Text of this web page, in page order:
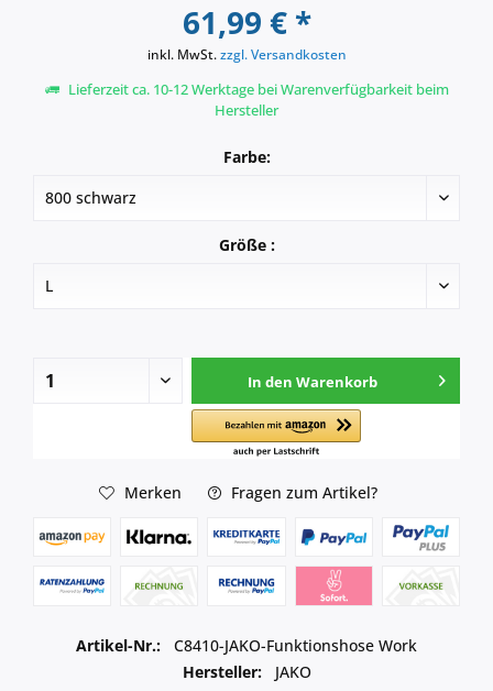
61,99 € *
inkl. MwSt.zzgl. Versandkosten
Lieferzeit ca. 10-12 Werktage bei Warenverfügbarkeit beim
Hersteller
Farbe:
Größe :
In den Warenkorb
Merken Fragen zum Artikel?
Artikel-Nr.:
C8410-JAKO-Funktionshose Work
Hersteller:
JAKO